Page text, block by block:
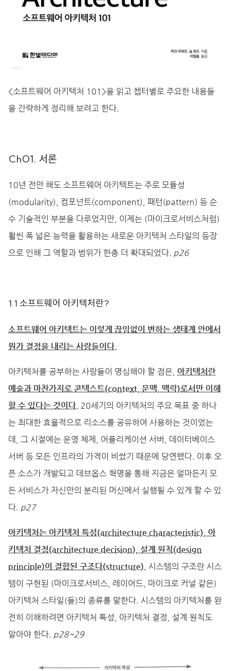
<소프트웨어 아키텍처 101>을 읽고 챕터별로 주요한 내용들
을 간략하게 정리해 보려고 한다.
Ch01. 서론
10년 전만 해도 소프트웨어 아키텍트는 주로 모듈성
(modularity), 컴포넌트(component), 패턴(pattern) 등 순
수 기술적인 부분을 다루었지만, 이제는 (마이크로서비스처럼)
훨씬 폭 넓은 능력을 활용하는 새로운 아키텍처 스타일의 등장
으로 인해 그 역할과 범위가 한층 더 확대되었다. p26
1.1 소프트웨어 아키텍처란?
소프트웨어 아키텍트는 이렇게 끊임없이 변하는 생태계 안에서
뭔가 결정을 내리는 사람들이다.
아키텍처를 공부하는 사람들이 명심해야 할 점은, 아키텍처란
예술과 마찬가지로 콘텍스트(context, 문맥, 맥락)로서만 이해
할 수 있다는 것이다. 20세기의 아키텍처의 주요 목표 중 하나
는 최대한 효율적으로 리소스를 공유하여 사용하는 것이었는
데, 그 시절에는 운영 체제, 어플리케이션 서버, 데이터베이스
서버 등 모든 인프라의 가격이 비쌌기 때문에 당연했다. 이후 오
픈 소스가 개발되고 데브옵스 혁명을 통해 지금은 얼마든지 모
든 서비스가 자신만의 분리된 머신에서 실행될 수 있게 할 수 있
다. p27
아키텍처는 아키텍처 특성(architecture characteristic), 아
키텍처 결정(architecture decision), 설계 원칙(design
principle)이 결합된 구조다(structure). 시스템의 구조란 시스
템이 구현된 (마이크로서비스, 레이어드, 마이크로 커널 같은)
아키텍처 스타일(들)의 종류를 말한다. 시스템의 아키텍처를 완
전히 이해하려면 아키텍처 특성, 아키텍처 결정, 설계 원칙도
알아야 한다. p28~29